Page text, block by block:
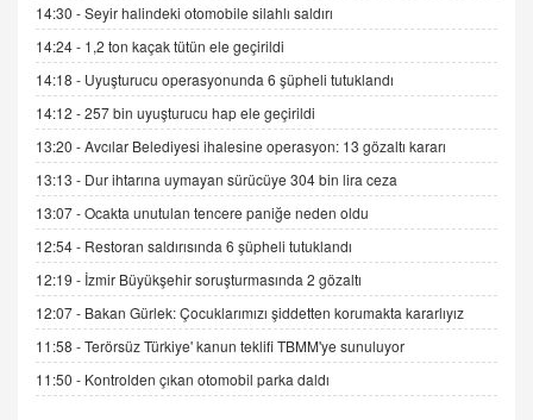
ADEM AKÖL
Esed Destekçilerinin Yüzüne Vurulan Şamar:
Sednaya
11.12.2024 12:30
DR. EKREM ASLAN
Gerçek Ne, Algı Ne? "Beraber Yürüyoruz"
Cümlesinin Peşinden
19.07.2025 12:45
GÖNÜL MENEKŞE
Şifacının Yolu
04.11.2025 12:56
AV. RÜMEYSA ÖZKALE
14:30 -Seyir halindeki otomobile silahlı saldırı
14:24 - 1,2 ton kaçak tütün ele geçirildi
14:18 - Uyuşturucu operasyonunda 6 şüpheli tutuklandı
14:12 -257 bin uyuşturucu hap ele geçirildi
13:20 -Avcılar Belediyesi ihalesine operasyon: 13 gözaltı kararı
13:13 - Dur ihtarına uymayan sürücüye 304 bin lira ceza
13:07 -Ocakta unutulan tencere paniğe neden oldu
12:54 - Restoran saldırısında 6 şüpheli tutuklandı
12:19 - İzmir Büyükşehir soruşturmasında 2 gözaltı
12:07 - Bakan Gürlek: Çocuklarımızı şiddetten korumakta kararlıyız
11:58 -Terörsüz Türkiye' kanun teklifi TBMM'ye sunuluyor
11:50 - Kontrolden çıkan otomobil parka daldı